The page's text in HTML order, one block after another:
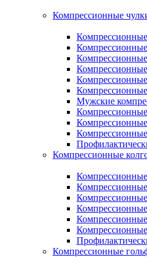
Компрессионные
Мужские
Компрессионные
Компрессионные